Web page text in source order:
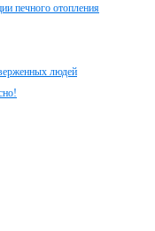
печного отопления
людей